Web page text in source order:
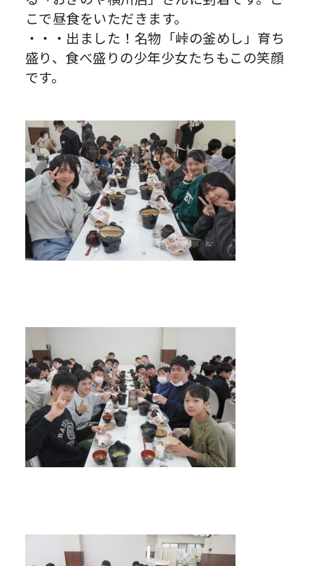
こで昼食をいただきます。
・・・出ました！名物「峠の釜めし」育ち
盛り、食べ盛りの少年少女たちもこの笑顔
です。